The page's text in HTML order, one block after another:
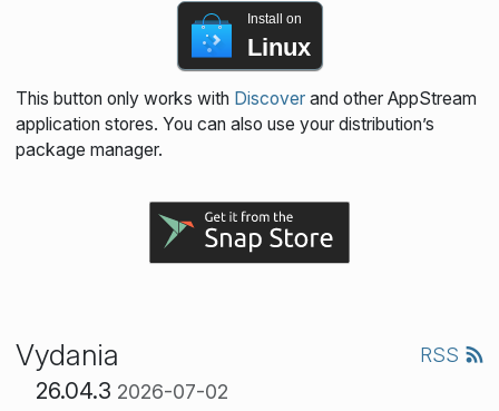
Install on
Linux
This button only works with Discoverand other AppStream
application stores. You can also use your distribution’s
package manager.
Vydania RSS
26.04.3 2026-07-02